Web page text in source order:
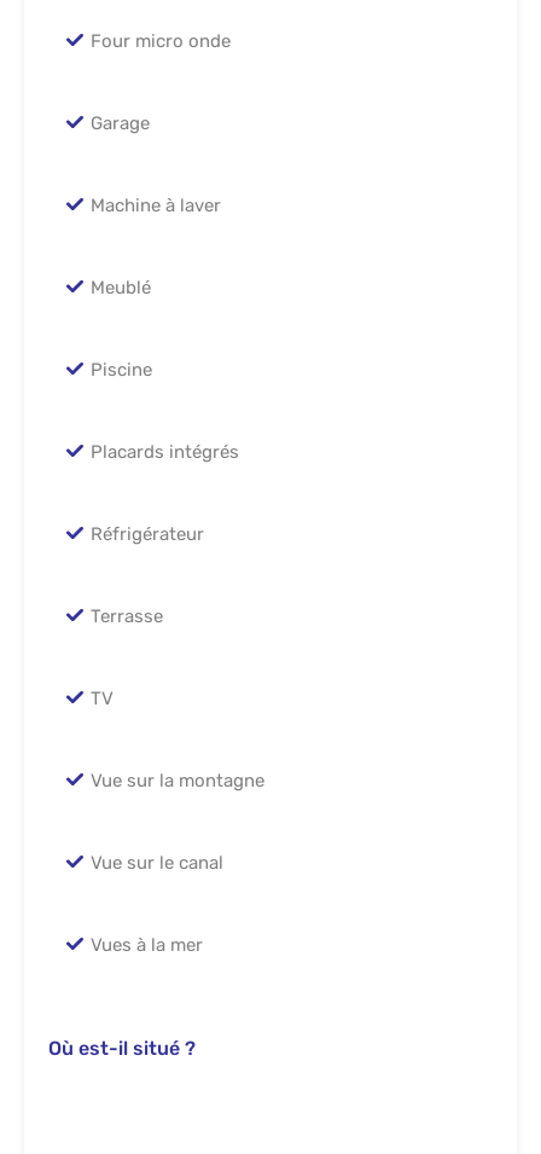
Four micro onde
Garage
Machine à laver
Meublé
Piscine
Placards intégrés
Réfrigérateur
Terrasse
TV
Vue sur la montagne
Vue sur le canal
Vues à la mer
Où est-il situé ?